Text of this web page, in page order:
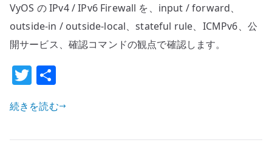
/
IPv6
Firewall
定
–
input
VyOS の IPv4 / IPv6 Firewall を、input / forward、
outside-in / outside-local、stateful rule、ICMPv6、公
開サービス、確認コマンドの観点で確認します。
T
w
it
te
続きを読む